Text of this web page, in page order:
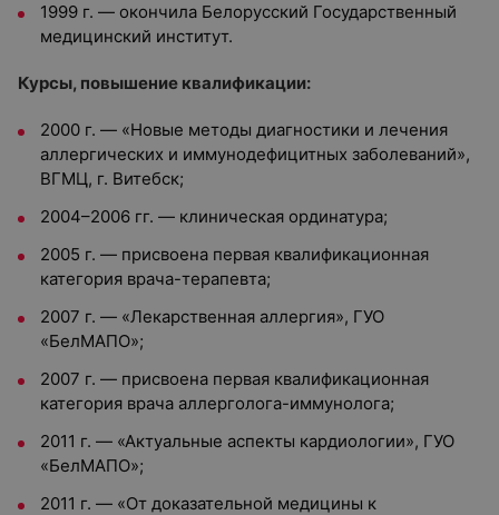
1999 г. — окончила Белорусский Государственный
медицинский институт.
Курсы, повышение квалификации:
2000 г. — «Новые методы диагностики и лечения
аллергических и иммунодефицитных заболеваний»,
ВГМЦ, г. Витебск;
2004–2006 гг. — клиническая ординатура;
2005 г. — присвоена первая квалификационная
категория врача-терапевта;
2007 г. — «Лекарственная аллергия», ГУО
«БелМАПО»;
2007 г. — присвоена первая квалификационная
категория врача аллерголога-иммунолога;
2011 г. — «Актуальные аспекты кардиологии», ГУО
«БелМАПО»;
2011 г. — «От доказательной медицины к